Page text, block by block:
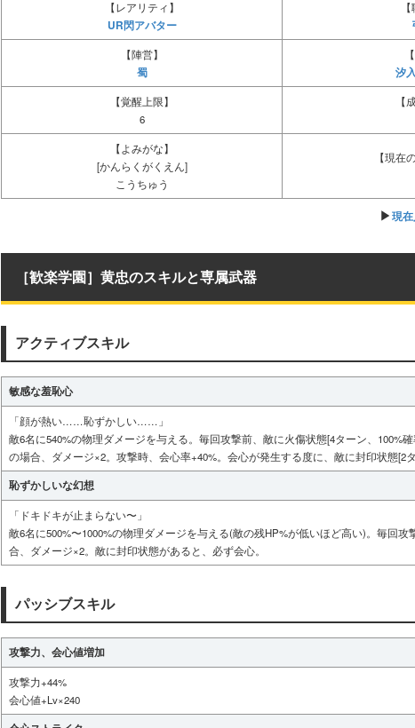
敵全体へ
敵全体へデ
（敵6名を対
自分の
自分の通常
特定副将
特定副将の
味方全員
敵
敵の聖護（
特殊 - 特バ 特殊バフ持ち
【レアリティ】
UR閃アバター
【陣営】
蜀 汐
【覚醒上限】
6
【
【よみがな】
[かんらくがくえん]
こうちゅう
【現在
▶現
［歓楽学園］黄忠のスキルと専属武器
アクティブスキル
敏感な羞恥心
「顔が熱い……恥ずかしい……」
敵6名に540%の物理ダメージを与える。毎回攻撃前、敵に火傷状態[4ターン、100%
の場合、ダメージ×2。攻撃時、会心率+40%。会心が発生する度に、敵に封印状態[2
恥ずかしいな幻想
「ドキドキが止まらない〜」
敵6名に500%〜1000%の物理ダメージを与える(敵の残HP%が低いほど高い)。毎回
合、ダメージ×2。敵に封印状態があると、必ず会心。
パッシブスキル
攻撃力、会心値増加
攻撃力+44%
会心値+Lv×240